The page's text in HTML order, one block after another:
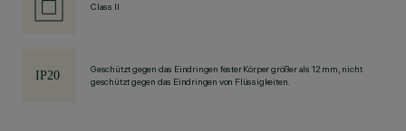
Class II
Geschützt gegen das Eindringen fester Körper größer als 12 mm, nicht
geschützt gegen das Eindringen von Flüssigkeiten.